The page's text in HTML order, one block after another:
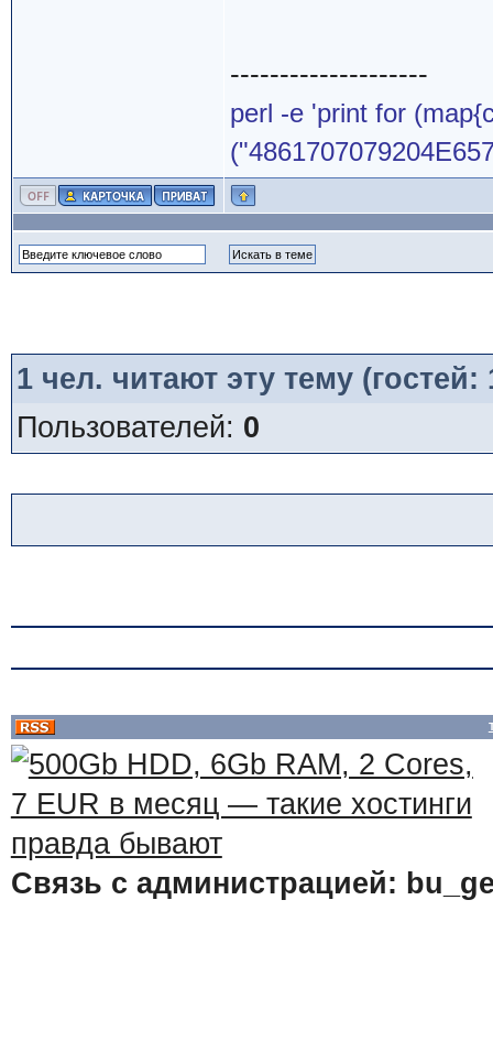
--------------------
perl -e 'print for
1чел. читают эту тему
Пользователей: 0
Связь с администрацией: